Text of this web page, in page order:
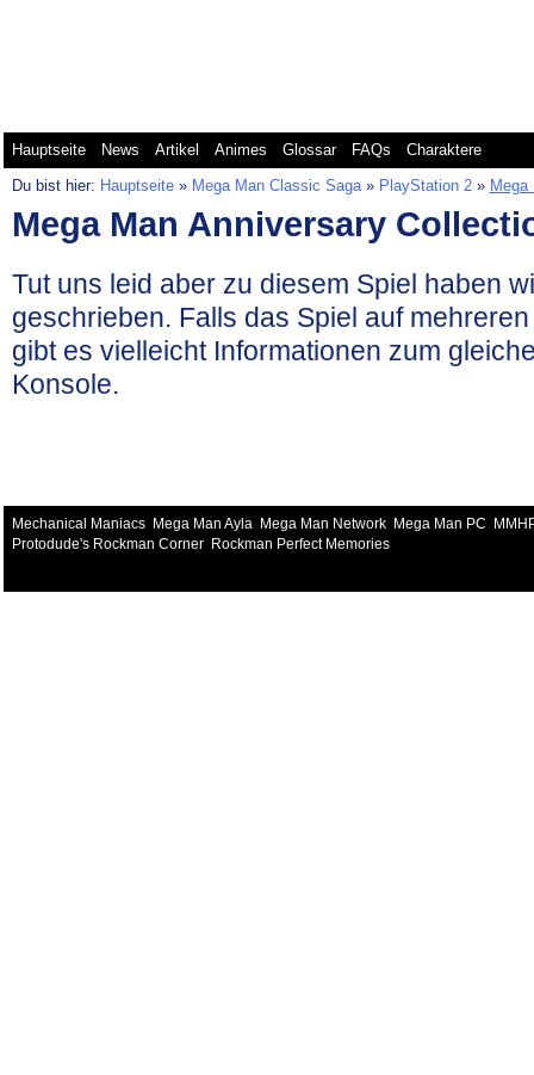
Hauptseite News Artikel Animes Glossar FAQs
Charaktere
Du bist hier: Hauptseite» Mega Man Classic Saga» PlayStation 2» Mega
Mega Man Anniversary
Tut uns leid aber zu diesem Spiel haben
geschrieben. Falls das Spiel auf
gibt es vielleicht Informationen zum
Konsole.
Mechanical Maniacs Mega Man Ayla Mega Man Network Mega Man PC
Protodude's Rockman Corner
Rockman Perfect Memories